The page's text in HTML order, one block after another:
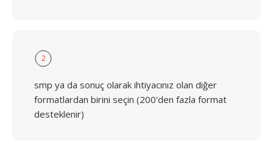
2
smp ya da sonuç olarak ihtiyacınız olan diğer
formatlardan birini seçin (200'den fazla format
desteklenir)